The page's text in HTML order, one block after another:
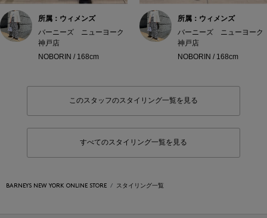
所属：ウィメンズ
バーニーズ ニューヨーク
神戸店
NOBORIN / 168cm
所属：ウィメンズ
バーニーズ ニューヨーク
神戸店
NOBORIN / 168cm
このスタッフのスタイリング一覧を見る
すべてのスタイリング一覧を見る
BARNEYS NEW YORK ONLINE STORE スタイリング一覧